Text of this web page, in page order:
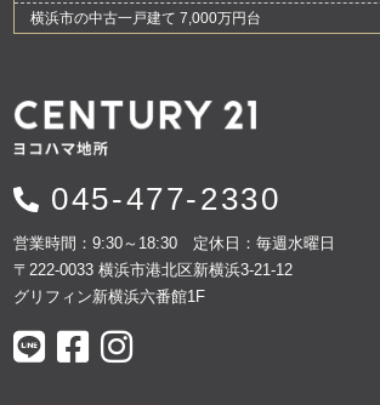
横浜市の中古一戸建て 7,000万円台
045-477-2330
営業時間：9:30～18:30 定休日：毎週水曜日
〒222-0033 横浜市港北区新横浜3-21-12
グリフィン新横浜六番館1F